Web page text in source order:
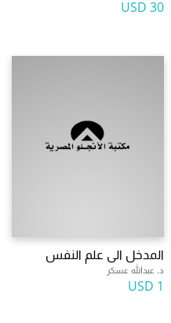
30 USD
المدخل الى علم النفس
د. عبدالله عسكر
1 USD